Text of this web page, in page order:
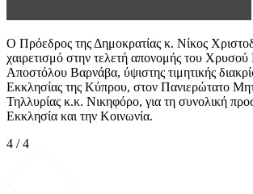
Ο Πρόεδρος της Δημοκρατίας κ. Νίκος
χαιρετισμό στην τελετή απονομής του
Αποστόλου Βαρνάβα, ύψιστης τιμητικής
Εκκλησίας της Κύπρου, στον Πανιερώτατο
Τηλλυρίας κ.κ. Νικηφόρο, για τη συνολική
Εκκλησία και την Κοινωνία.
4 / 4